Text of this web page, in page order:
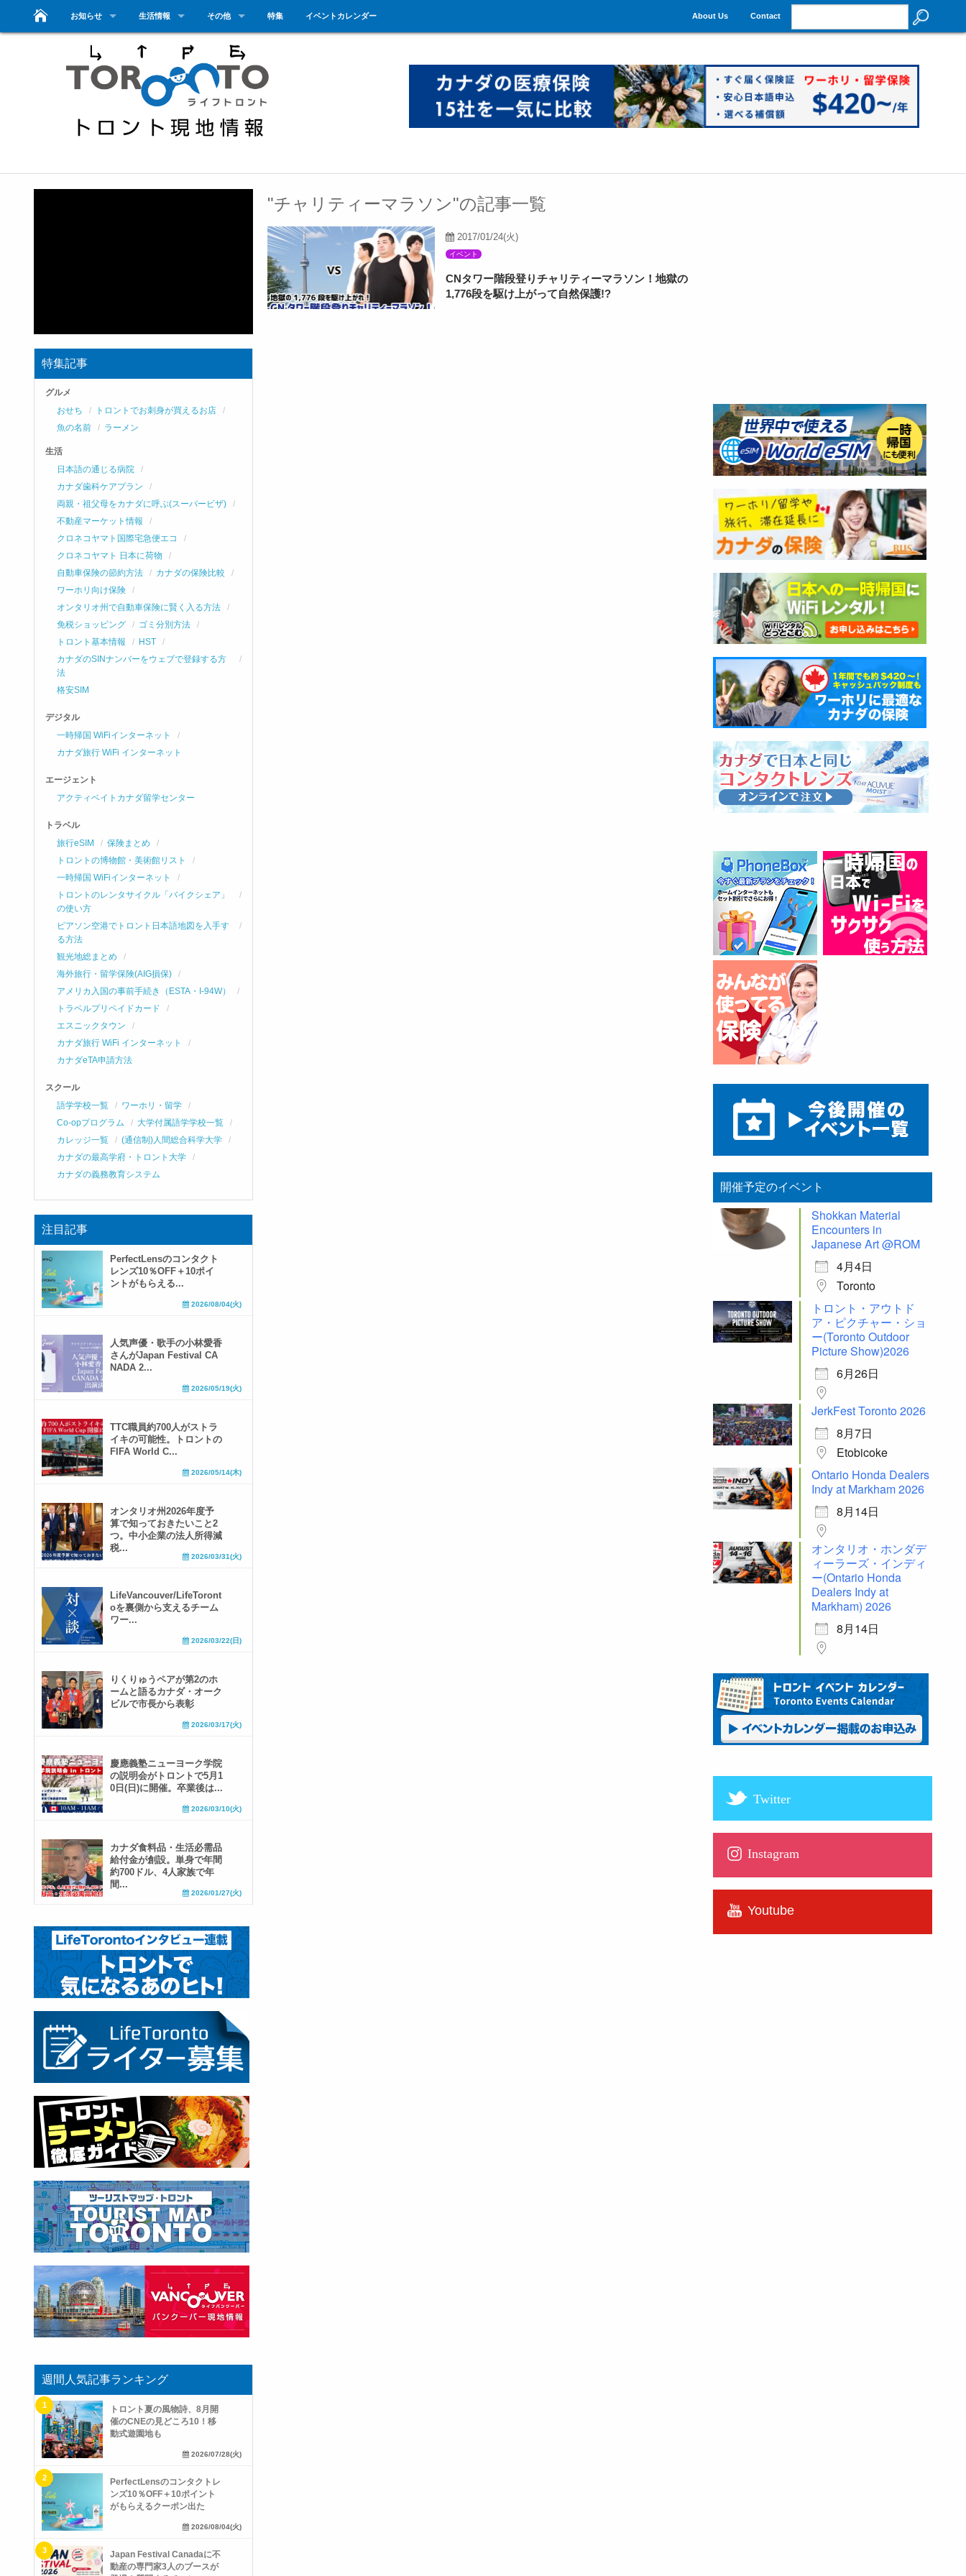
お知らせ 生活情報 その他 特集 イベントカレンダー About Us Contact
"チャリティーマラソン"の記事一覧
2017/01/24(火)
イベント
CNタワー階段登りチャリティーマラソン！地獄の
1,776段を駆け上がって自然保護!?
特集記事
グルメ
おせち
トロントでお刺身が買えるお店
魚の名前
ラーメン
生活
日本語の通じる病院
カナダ歯科ケアプラン
両親・祖父母をカナダに呼ぶ(スーパービザ)
不動産マーケット情報
クロネコヤマト国際宅急便エコ
クロネコヤマト 日本に荷物
自動車保険の節約方法
カナダの保険比較
ワーホリ向け保険
オンタリオ州で自動車保険に賢く入る方法
免税ショッピング
ゴミ分別方法
トロント基本情報
HST
カナダのSINナンバーをウェブで登録する方
法
格安SIM
デジタル
一時帰国 WiFiインターネット
カナダ旅行 WiFi インターネット
エージェント
アクティベイトカナダ留学センター
トラベル
旅行eSIM
保険まとめ
トロントの博物館・美術館リスト
一時帰国 WiFiインターネット
トロントのレンタサイクル「バイクシェア」
の使い方
ピアソン空港でトロント日本語地図を入手す
る方法
観光地総まとめ
海外旅行・留学保険(AIG損保)
アメリカ入国の事前手続き（ESTA・I-94W）
トラベルプリペイドカード
エスニックタウン
カナダ旅行 WiFi インターネット
カナダeTA申請方法
スクール
語学学校一覧
ワーホリ・留学
Co-opプログラム
大学付属語学学校一覧
カレッジ一覧
(通信制)人間総合科学大学
カナダの最高学府・トロント大学
カナダの義務教育システム
注目記事
PerfectLensのコンタクト
レンズ10％OFF＋10ポイ
ントがもらえる...
2026/08/04(火)
人気声優・歌手の小林愛香
さんがJapan Festival CA
NADA 2...
2026/05/19(火)
TTC職員約700人がストラ
イキの可能性。トロントの
FIFA World C...
2026/05/14(木)
オンタリオ州2026年度予
算で知っておきたいこと2
つ。中小企業の法人所得減
税...
2026/03/31(火)
LifeVancouver/LifeToront
oを裏側から支えるチーム
ワー...
2026/03/22(日)
りくりゅうペアが第2のホ
ームと語るカナダ・オーク
ビルで市長から表彰
2026/03/17(火)
慶應義塾ニューヨーク学院
の説明会がトロントで5月1
0日(日)に開催。卒業後は...
2026/03/10(火)
カナダ食料品・生活必需品
給付金が創設。単身で年間
約700ドル、4人家族で年
間...
2026/01/27(火)
週間人気記事ランキング
トロント夏の風物詩、8月開
催のCNEの見どころ10！移
動式遊園地も
2026/07/28(火)
PerfectLensのコンタクトレ
ンズ10％OFF＋10ポイント
がもらえるクーポン出た
2026/08/04(火)
Japan Festival Canadaに不
動産の専門家3人のブースが
開催予定のイベント
Shokkan Material
Encounters in
Japanese Art @ROM
4月4日
Toronto
トロント・アウトド
ア・ピクチャー・ショ
ー(Toronto Outdoor
Picture Show)2026
6月26日
JerkFest Toronto 2026
8月7日
Etobicoke
Ontario Honda Dealers
Indy at Markham 2026
8月14日
オンタリオ・ホンダデ
ィーラーズ・インディ
ー(Ontario Honda
Dealers Indy at
Markham) 2026
8月14日
Twitter
Instagram
Youtube